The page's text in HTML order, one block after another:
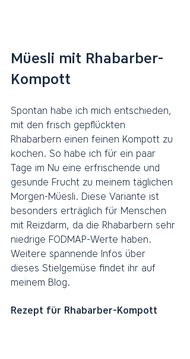
Müesli mit Rhabarber-
Kompott
Spontan habe ich mich entschieden,
mit den frisch gepflückten
Rhabarbern einen feinen Kompott zu
kochen. So habe ich für ein paar
Tage im Nu eine erfrischende und
gesunde Frucht zu meinem täglichen
Morgen-Müesli. Diese Variante ist
besonders erträglich für Menschen
mit Reizdarm, da die Rhabarbern sehr
niedrige FODMAP-Werte haben.
Weitere spannende Infos über
dieses Stielgemüse findet ihr auf
meinem Blog.
Rezept für Rhabarber-Kompott